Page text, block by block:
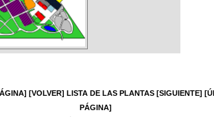
[VOLVER] LISTA DE LAS PLANTAS [SIGUIENTE]
PÁGINA]